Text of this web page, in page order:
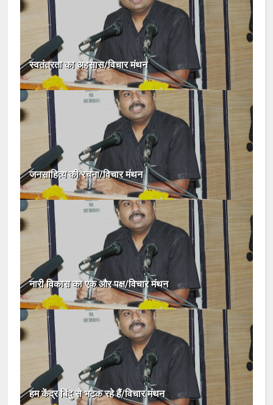
स्वतंत्रता का अहसास/विचार मंथन
जनसाहित्य की रचना/विचार मंथन
नारी विकास का एक और पक्ष/विचार मंथन
हम केंद्र बिंदु से भटक रहे हैं/विचार मंथन